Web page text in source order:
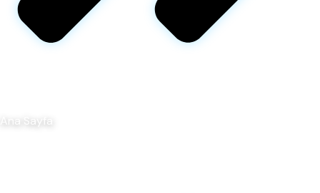
Ana Sayfa